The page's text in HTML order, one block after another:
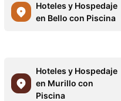
Hoteles y Hospedaje
en Bello con Piscina
Hoteles y Hospedaje
en Murillo con
Piscina